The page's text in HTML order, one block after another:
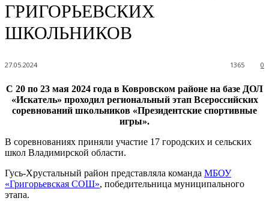
ГРИГОРЬЕВСКИХ
ШКОЛЬНИКОВ
27.05.2024 0
1365
С 20 по 23 мая 2024 года в Ковровском районе на базе ДОЛ
«Искатель» проходил региональный этап Всероссийских
соревнований школьников «Президентские спортивные
игры».
В соревнованиях приняли участие 17 городских и сельских
школ Владимирской области.
Гусь-Хрустальный район представляла команда МБОУ
«Григорьевская СОШ», победительница муниципального
этапа.